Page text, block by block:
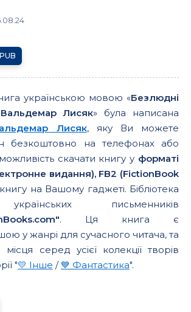
українською мовою «Безлюдні
Лисяк» була написана
Лисяк, яку Ви можете
безкоштовно на телефонах або
скачати книгу у форматі
видання), FB2 (FictionBook
на Вашому гаджеті. Бібліотека
письменників
. Ця книга є
у жанрі для сучасного читача, та
серед усієї колекції творів
"💛 Інше / 💙 Фантастика".